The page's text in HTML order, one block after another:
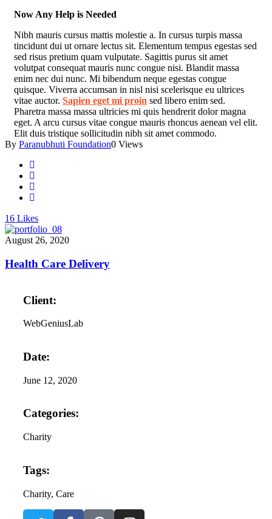
Now Any Help is Needed
Nibh mauris cursus mattis molestie a. In cursus turpis massa
tincidunt dui ut ornare lectus sit. Elementum tempus egestas sed
sed risus pretium quam vulputate. Sagittis purus sit amet
volutpat consequat mauris nunc congue nisi. Blandit massa
enim nec dui nunc. Mi bibendum neque egestas congue
quisque. Viverra accumsan in nisl nisi scelerisque eu ultrices
vitae auctor. Sapien eget mi proin sed libero enim sed.
Pharetra massa massa ultricies mi quis hendrerit dolor magna
eget. A arcu cursus vitae congue mauris rhoncus aenean vel elit.
Elit duis tristique sollicitudin nibh sit amet commodo.
By Paranubhuti Foundation0 Views
16 Likes
August 26, 2020
Health Care Delivery
Client:
WebGeniusLab
Date:
June 12, 2020
Categories:
Charity
Tags:
Charity, Care